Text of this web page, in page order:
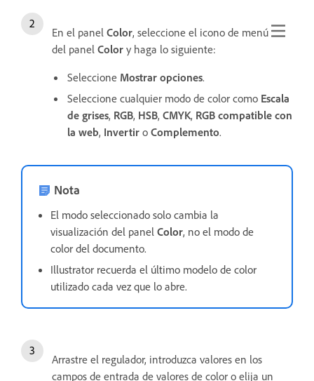
En el panel Color, seleccione el icono de menú
del panel Color y haga lo siguiente:
Seleccione Mostrar opciones.
Seleccione cualquier modo de color como Escala
de grises, RGB, HSB, CMYK, RGB compatible con
la web, Invertir o Complemento.
Nota
El modo seleccionado solo cambia la
visualización del panel Color, no el modo de
color del documento.
Illustrator recuerda el último modelo de color
utilizado cada vez que lo abre.
Arrastre el regulador, introduzca valores en los
campos de entrada de valores de color o elija un